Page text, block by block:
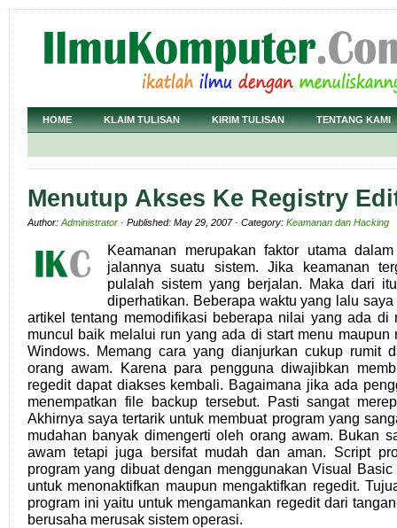
HOME KLAIM TULISAN KIRIM TULISAN TENTANG KAMI
Menutup Akses Ke Registry
Author: Administrator · Published: May 29, 2007 · Category: Keamanan dan Hacking
Keamanan merupakan faktor utama
jalannya suatu sistem. Jika keamanan
pulalah sistem yang berjalan. Maka dari
diperhatikan. Beberapa waktu yang lalu
artikel tentang memodifikasi beberapa nilai yang ada di
muncul baik melalui run yang ada di start menu
Windows. Memang cara yang dianjurkan cukup rumit
orang awam. Karena para pengguna diwajibkan
regedit dapat diakses kembali. Bagaimana jika ada
menempatkan file backup tersebut. Pasti sangat
Akhirnya saya tertarik untuk membuat program yang
mudahan banyak dimengerti oleh orang awam. Bukan
awam tetapi juga bersifat mudah dan aman. Script
program yang dibuat dengan menggunakan Visual
untuk menonaktifkan maupun mengaktifkan regedit.
program ini yaitu untuk mengamankan regedit dari
berusaha merusak sistem operasi.